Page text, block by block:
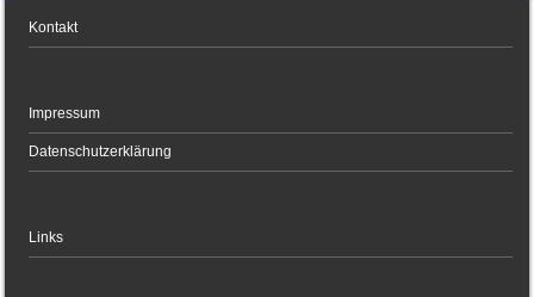
Kontakt
Impressum
Datenschutzerklärung
Links